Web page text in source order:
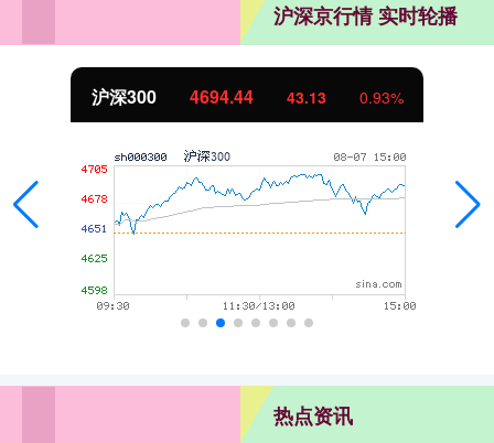
沪深京行情 实时轮播
沪深300 4694.44 43.13 0.93%
热点资讯